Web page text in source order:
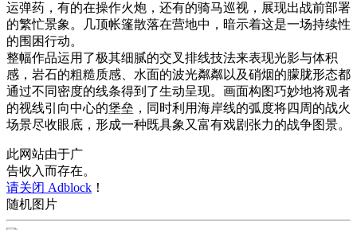
运弹药，有的在操作火炮，还有的骑马巡视，展现出战前部署
的繁忙景象。几顶帐篷散落在营地中，暗示着这是一场持续性
的围困行动。
整幅作品运用了极其细腻的交叉排线技法来表现光影与体积
感，岩石的粗糙质感、水面的波光粼粼以及硝烟的朦胧形态都
通过不同密度的线条得到了生动呈现。画面构图巧妙地将观者
的视线引向中心的堡垒，同时利用海岸线的弧度将四周的战火
场景尽收眼底，形成一种既具象又富有戏剧张力的战争图景。
此网站由于广
告收入而存在。
请关闭 Adblock ！
随机图片